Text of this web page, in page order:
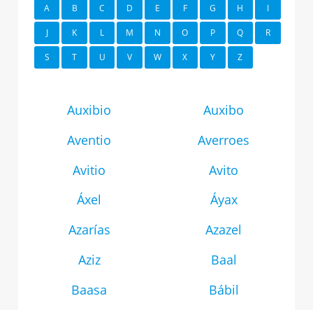
A B C D E F G H I
J K L M N O P Q R
S T U V W X Y Z
Auxibio
Auxibo
Aventio
Averroes
Avitio
Avito
Áxel
Áyax
Azarías
Azazel
Aziz
Baal
Baasa
Bábil